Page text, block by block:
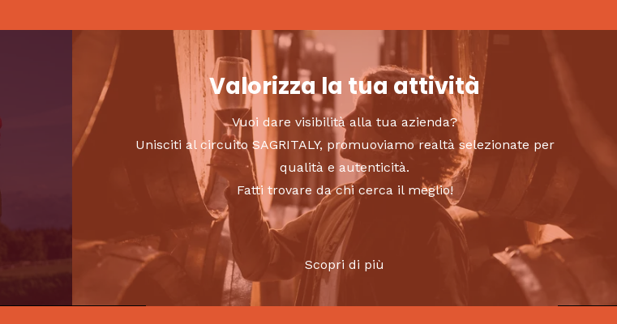
Valorizza la tua attività
Vuoi dare visibilità alla tua azienda?
Unisciti al circuito SAGRITALY, promuoviamo realtà selezionate per
qualità e autenticità.
Fatti trovare da chi cerca il meglio!
Scopri di più